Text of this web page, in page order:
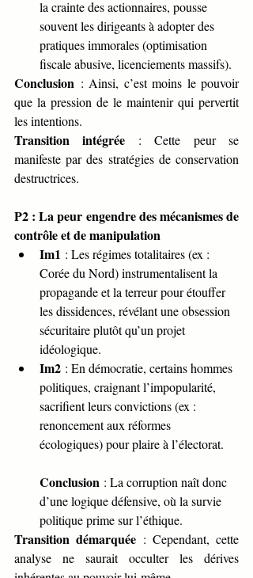
la crainte des actionnaires, pousse
souvent les dirigeants à adopter des
pratiques immorales (optimisation
fiscale abusive, licenciements massifs).
Conclusion : Ainsi, c’est moins le pouvoir
que la pression de le maintenir qui pervertit
les intentions.
Transition intégrée : Cette peur se
manifeste par des stratégies de conservation
destructrices.
P2 : La peur engendre des mécanismes de
contrôle et de manipulation
Im1 : Les régimes totalitaires (ex :
Corée du Nord) instrumentalisent la
propagande et la terreur pour étouffer
les dissidences, révélant une obsession
sécuritaire plutôt qu’un projet
idéologique.
Im2 : En démocratie, certains hommes
politiques, craignant l’impopularité,
sacrifient leurs convictions (ex :
renoncement aux réformes
écologiques) pour plaire à l’électorat.
Conclusion : La corruption naît donc
d’une logique défensive, où la survie
politique prime sur l’éthique.
Transition démarquée : Cependant, cette
analyse ne saurait occulter les dérives